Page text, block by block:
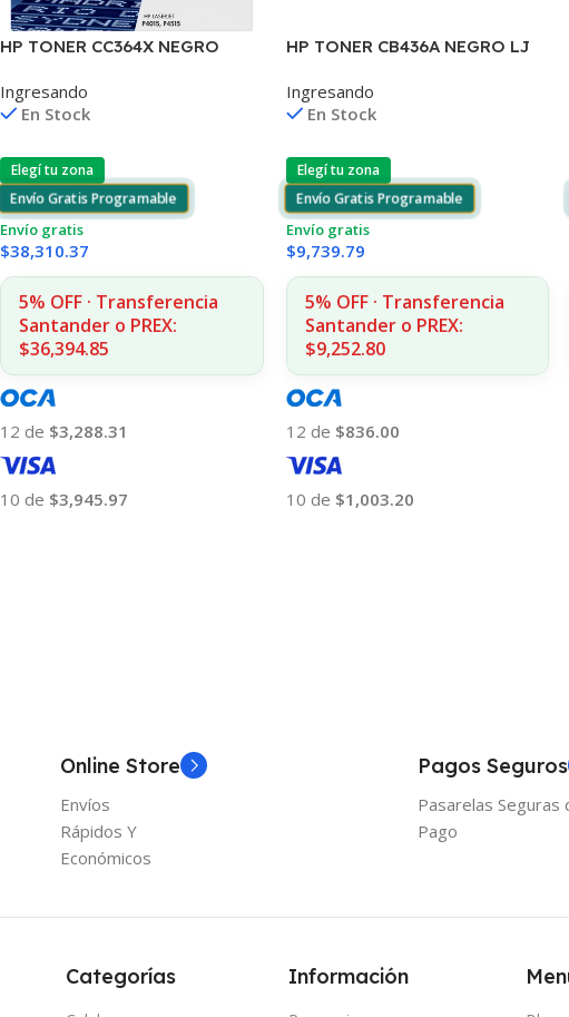
HP TONER CC364X NEGRO
COPIAS
Ingresando
En Stock
Elegí tu zona
Envío Gratis Programable
Envío gratis
$38,310.37
5% OFF · Transferencia
Santander o PREX:
$36,394.85
12 de $3,288.31
10 de $3,945.97
HP TONER CB436A NEGRO LJ
COPIAS
Ingresando
En Stock
Elegí tu zona
Envío Gratis Programable
Envío gratis
$9,739.79
5% OFF · Transferencia
Santander o PREX:
$9,252.80
12 de $836.00
10 de $1,003.20
Online Store
Envíos
Rápidos Y
Económicos
Pagos Seguros
Pasarelas Seguras
Pago
Categorías Información